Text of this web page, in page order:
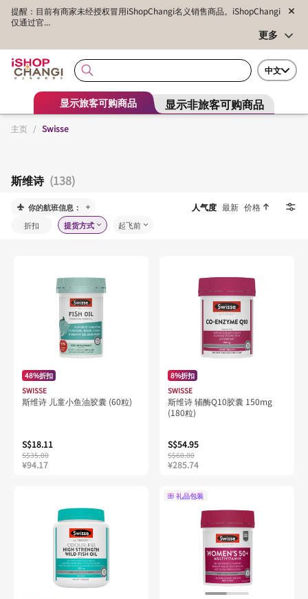
提醒：目前有商家未经授权冒用iShopChangi名义销售商品。iShopChangi
仅通过官...
更多
中文
显示旅客可购商品 显示非旅客可购商品
主页 / Swisse
斯维诗 (138)
你的航班信息： 人气度 最新 价格
折扣 提货方式 起飞前
48%折扣
SWISSE
斯维诗 儿童小鱼油胶囊 (60粒)
S$18.11
S$35.00
¥94.17
8%折扣
SWISSE
斯维诗 辅酶Q10胶囊 150mg
(180粒)
S$54.95
S$60.00
¥285.74
礼品包装